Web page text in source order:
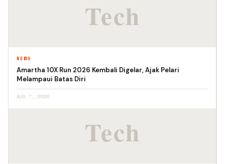
NEWS
Amartha 10X Run 2026 Kembali Digelar, Ajak Pelari
Melampaui Batas Diri
AUG 7, 2026